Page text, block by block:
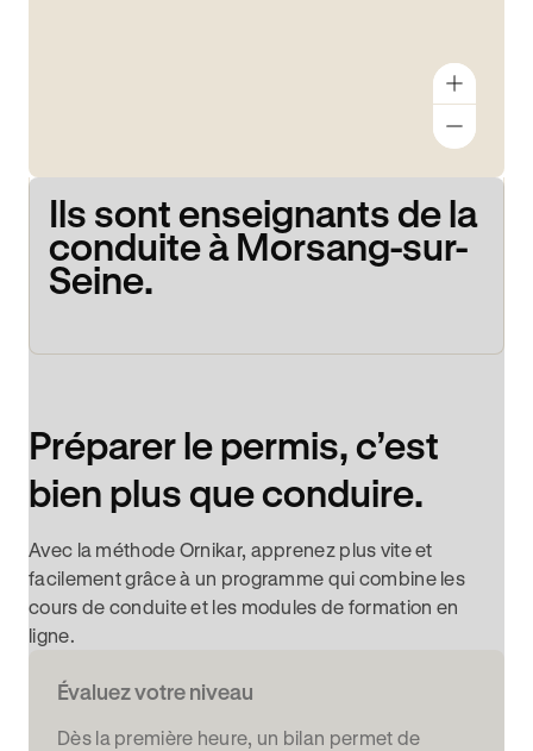
Ils sont enseignants de la
conduite à Morsang-sur-
Seine.
Préparer le permis, c’est
bien plus que conduire.
Avec la méthode Ornikar, apprenez plus vite et
facilement grâce à un programme qui combine les
cours de conduite et les modules de formation en
ligne.
Évaluez votre niveau
Dès la première heure, un bilan permet de